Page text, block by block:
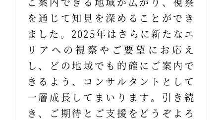
を通じて知見を深めることができ
ました。2025年はさらに新たなエ
リアへの視察やご要望にお応え
し、どの地域でも的確にご案内で
きるよう、コンサルタントとして
一層成長してまいります。引き続
き、ご期待とご支援をどうぞよろ